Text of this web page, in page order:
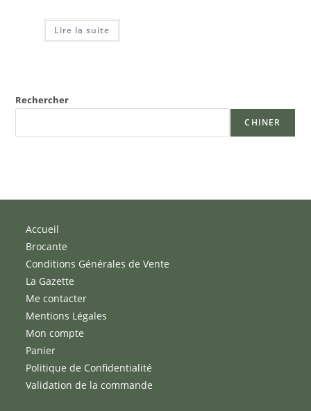
Lire la suite
Rechercher
CHINER
Accueil
Brocante
Conditions Générales de Vente
La Gazette
Me contacter
Mentions Légales
Mon compte
Panier
Politique de Confidentialité
Validation de la commande